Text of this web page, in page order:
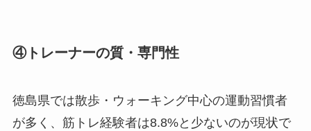
④トレーナーの質・専門性
徳島県では散歩・ウォーキング中心の運動習慣者
が多く、筋トレ経験者は8.8%と少ないのが現状で